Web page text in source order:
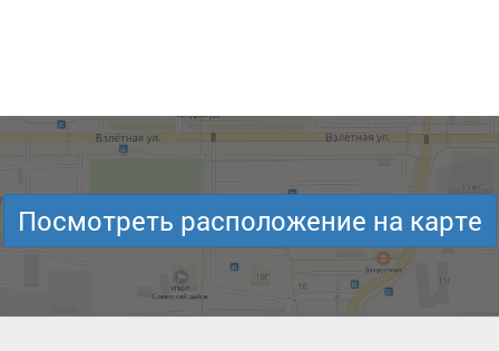
Посмотреть расположение на карте